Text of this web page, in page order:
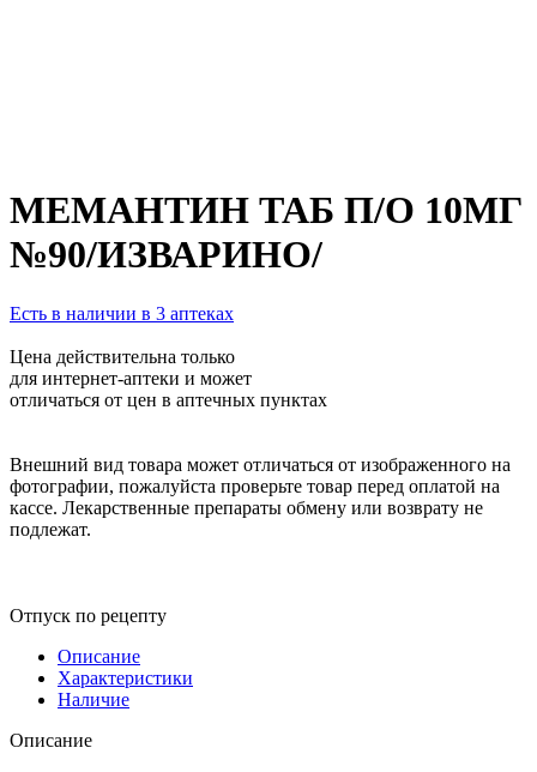
МЕМАНТИН ТАБ П/О 10МГ
№90/ИЗВАРИНО/
Есть в наличии в 3 аптеках
Цена действительна только
для интернет-аптеки и может
отличаться от цен в аптечных пунктах
Внешний вид товара может отличаться от изображенного на
фотографии, пожалуйста проверьте товар перед оплатой на
кассе. Лекарственные препараты обмену или возврату не
подлежат.
Отпуск по рецепту
Описание
Характеристики
Наличие
Описание